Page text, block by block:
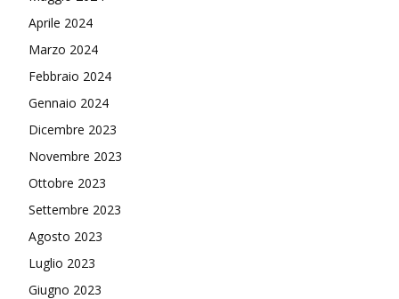
Aprile 2024
Marzo 2024
Febbraio 2024
Gennaio 2024
Dicembre 2023
Novembre 2023
Ottobre 2023
Settembre 2023
Agosto 2023
Luglio 2023
Giugno 2023